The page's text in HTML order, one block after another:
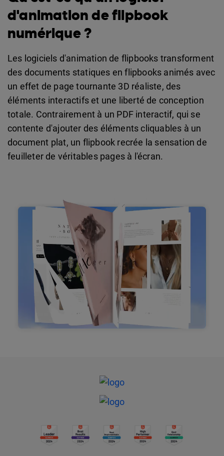
d'animation de flipbook
numérique ?
Les logiciels d'animation de flipbooks transforment
des documents statiques en flipbooks animés avec
un effet de page tournante 3D réaliste, des
éléments interactifs et une liberté de conception
totale. Contrairement à un PDF interactif, qui se
contente d'ajouter des éléments cliquables à un
document plat, un flipbook recrée la sensation de
feuilleter de véritables pages à l'écran.